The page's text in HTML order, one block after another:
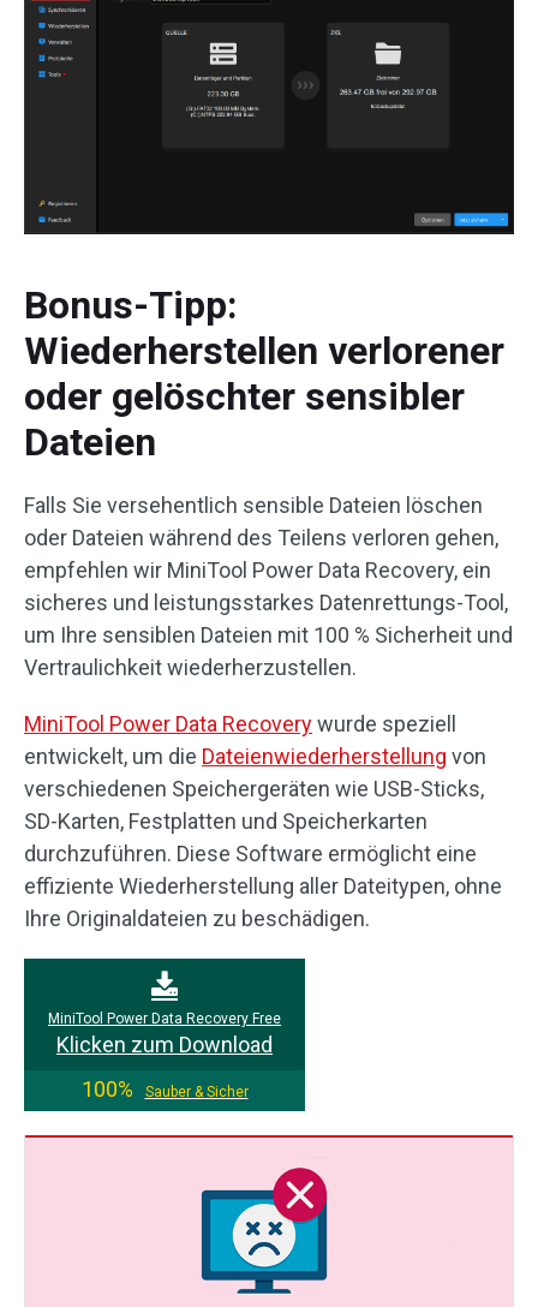
Bonus-Tipp:
Wiederherstellen verlorener
oder gelöschter sensibler
Dateien
Falls Sie versehentlich sensible Dateien löschen
oder Dateien während des Teilens verloren gehen,
empfehlen wir MiniTool Power Data Recovery, ein
sicheres und leistungsstarkes Datenrettungs-Tool,
um Ihre sensiblen Dateien mit 100 % Sicherheit und
Vertraulichkeit wiederherzustellen.
MiniTool Power Data Recoverywurde speziell
entwickelt, um die Dateienwiederherstellung von
verschiedenen Speichergeräten wie USB-Sticks,
SD-Karten, Festplatten und Speicherkarten
durchzuführen. Diese Software ermöglicht eine
effiziente Wiederherstellung aller Dateitypen, ohne
Ihre Originaldateien zu beschädigen.
MiniTool Power Data Recovery Free
Klicken zum Download
100%
Sauber & Sicher